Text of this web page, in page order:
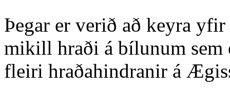
Þegar er verið að keyra
mikill hraði á bílunum
fleiri hraðahindranir á